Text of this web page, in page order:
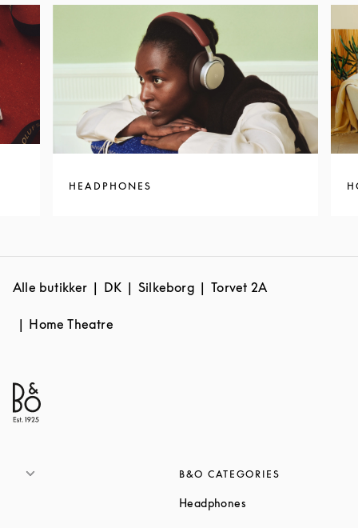
HEADPHONES
Alle butikker DK Silkeborg Torvet 2A
Home Theatre
B&O CATEGORIES
Headphones